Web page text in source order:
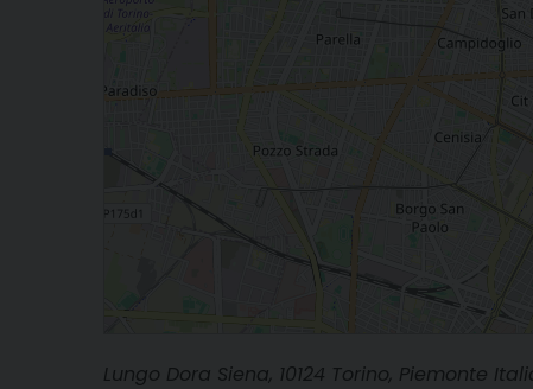
Lungo Dora Siena, 10124 Torino, Piemonte